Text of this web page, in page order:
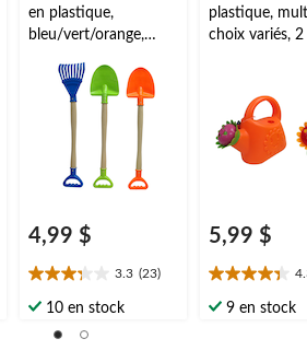
en plastique,
bleu/vert/orange,
plus, pour activités
estivales/plage
4,99 $
3.3 (23)
3.3
étoile(s)
10 en stock
plastique,
choix variés, 2
5,99 $
4.3
étoile(s)
9 en stock